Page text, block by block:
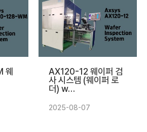
웨
AX120-12 웨이퍼 검
사 시스템 (웨이퍼 로
더) w…
2025-08-07